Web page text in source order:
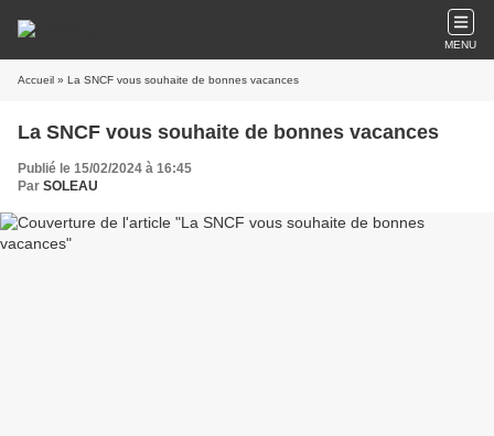
MENU
Accueil » La SNCF vous souhaite de bonnes vacances
La SNCF vous souhaite de bonnes vacances
Publié le 15/02/2024 à 16:45
Par SOLEAU